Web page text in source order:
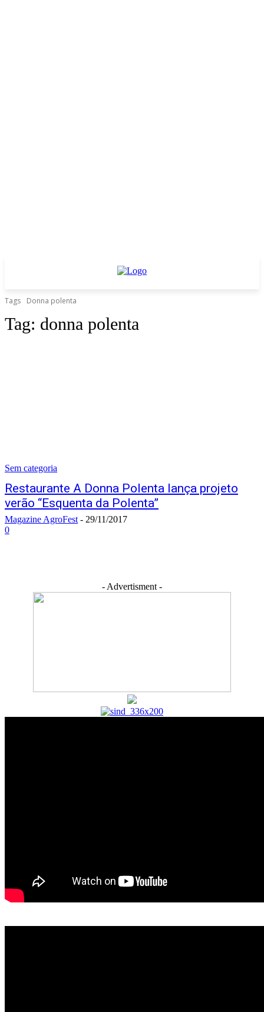
Tags Donna polenta
Tag: donna polenta
Sem categoria
Restaurante A Donna Polenta lança projeto
verão “Esquenta da Polenta”
Magazine AgroFest - 29/11/2017
0
- Advertisment -